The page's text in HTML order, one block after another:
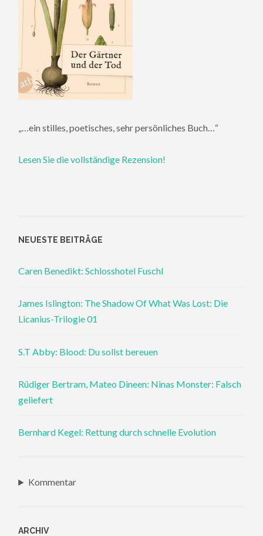
„…ein stilles, poetisches, sehr persönliches Buch…“
Lesen Sie die vollständige Rezension!
NEUESTE BEITRÄGE
Caren Benedikt: Schlosshotel Fuschl
James Islington: The Shadow Of What Was Lost: Die
Licanius-Trilogie 01
S.T Abby: Blood: Du sollst bereuen
Rüdiger Bertram, Mateo Dineen: Ninas Monster: Falsch
geliefert
Bernhard Kegel: Rettung durch schnelle Evolution
Kommentar
ARCHIV